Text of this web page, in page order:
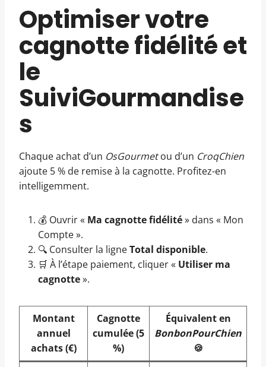
Optimiser votre
cagnotte fidélité et
le
SuiviGourmandise
s
Chaque achat d’un OsGourmetou d’un CroqChien
ajoute 5 % de remise à la cagnotte. Profitez-en
intelligemment.
💰 Ouvrir « Ma cagnotte fidélité» dans « Mon
Compte ».
🔍 Consulter la ligneTotal disponible.
🛒 À l’étape paiement, cliquer « Utiliser ma
cagnotte».
Montant
annuel
achats (€)
Cagnotte
cumulée (5
%)
Équivalent en
BonbonPourChien
🍪